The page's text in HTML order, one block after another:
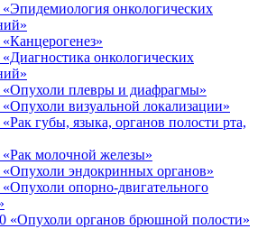
онкологических
онкологических
плевры и диафрагмы»
визуальной локализации»
губы, языка, органов полости рта,
молочной железы»
эндокринных органов»
опорно-двигательного
«Опухоли органов брюшной полости»